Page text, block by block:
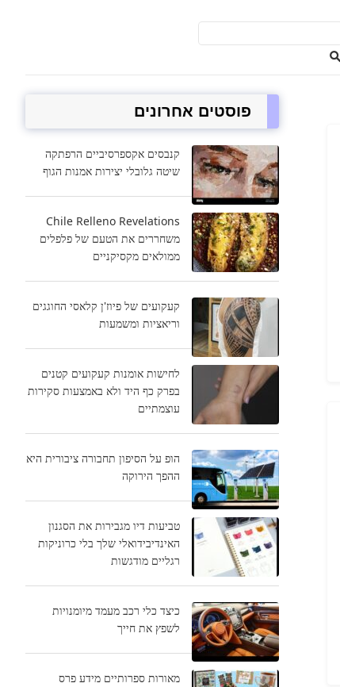
פוסטים אחרונים
קנבסים אקספרסיביים הרפתקה
שיטה גלובלי יצירות אמנות הגוף
Chile Relleno Revelations
משחררים את הטעם של פלפלים
ממולאים מקסיקניים
קעקועים של פיוז'ן קלאסי החוגגים
וריאציות ומשמעות
לחישות אומנות קעקועים קטנים
בפרק כף היד ולא באמצעות סקירות
עוצמתיים
הופ על הסיפון תחבורה ציבורית היא
ההפך הירוקה
טביעות דיו מגבירות את הסגנון
האינדיבידואלי שלך בלי כרוניקות
רגליים מודגשות
כיצד כלי רכב מעמד מיומנויות
לשפץ את חייך
מאורות ספרותיים מידע פרס